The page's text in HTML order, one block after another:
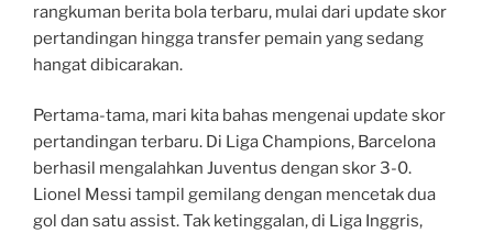
rangkuman berita bola terbaru, mulai dari update skor
pertandingan hingga transfer pemain yang sedang
hangat dibicarakan.
Pertama-tama, mari kita bahas mengenai update skor
pertandingan terbaru. Di Liga Champions, Barcelona
berhasil mengalahkan Juventus dengan skor 3-0.
Lionel Messi tampil gemilang dengan mencetak dua
gol dan satu assist. Tak ketinggalan, di Liga Inggris,